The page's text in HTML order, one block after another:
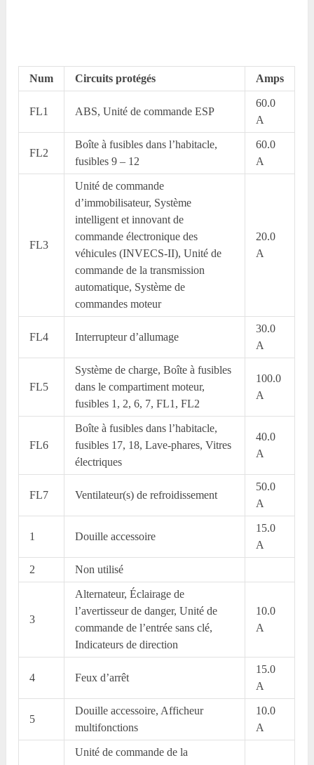
Num Circuits protégés Amps
FL1 ABS, Unité de commande ESP
60.0
A
FL2
Boîte à fusibles dans l’habitacle,
fusibles 9 – 12
60.0
A
FL3
Unité de commande
d’immobilisateur, Système
intelligent et innovant de
commande électronique des
véhicules (INVECS-II), Unité de
commande de la transmission
automatique, Système de
commandes moteur
20.0
A
FL4 Interrupteur d’allumage
30.0
A
FL5
Système de charge, Boîte à fusibles
dans le compartiment moteur,
fusibles 1, 2, 6, 7, FL1, FL2
100.0
A
FL6
Boîte à fusibles dans l’habitacle,
fusibles 17, 18, Lave-phares, Vitres
électriques
40.0
A
FL7 Ventilateur(s) de refroidissement
50.0
A
1 Douille accessoire
15.0
A
2 Non utilisé
3
Alternateur, Éclairage de
l’avertisseur de danger, Unité de
commande de l’entrée sans clé,
Indicateurs de direction
10.0
A
4 Feux d’arrêt
15.0
A
5
Douille accessoire, Afficheur
multifonctions
10.0
A
Unité de commande de la